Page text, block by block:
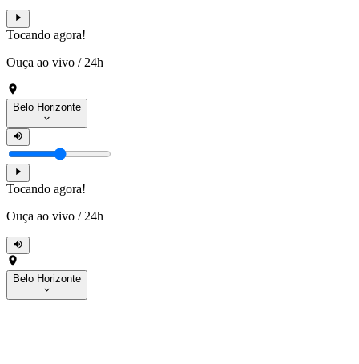
Tocando agora!
Ouça ao vivo / 24h
Belo Horizonte
Tocando agora!
Ouça ao vivo / 24h
Belo Horizonte